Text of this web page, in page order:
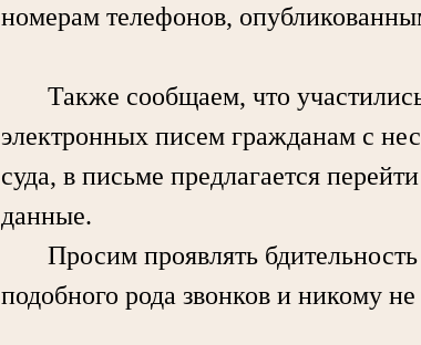
номерам телефонов,
Также сообщаем, что
электронных писем гражданам с
суда, в письме предлагается
данные.
Просим проявлять бдительность
подобного рода звонков и никому